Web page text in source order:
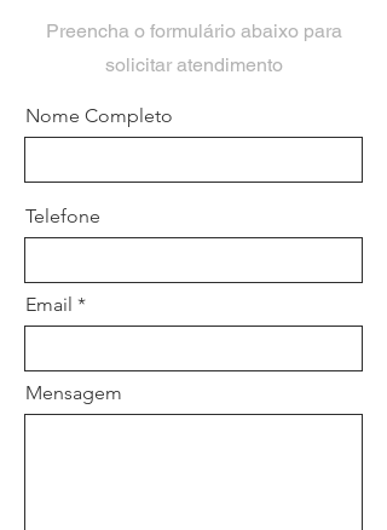
Preencha o formulário abaixo para
solicitar atendimento
Nome Completo
Telefone
Email
Mensagem